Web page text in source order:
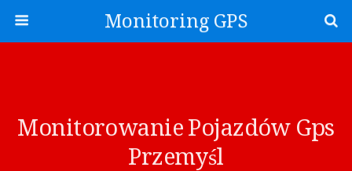
Monitoring GPS
Monitorowanie Pojazdów Gps
Przemyśl